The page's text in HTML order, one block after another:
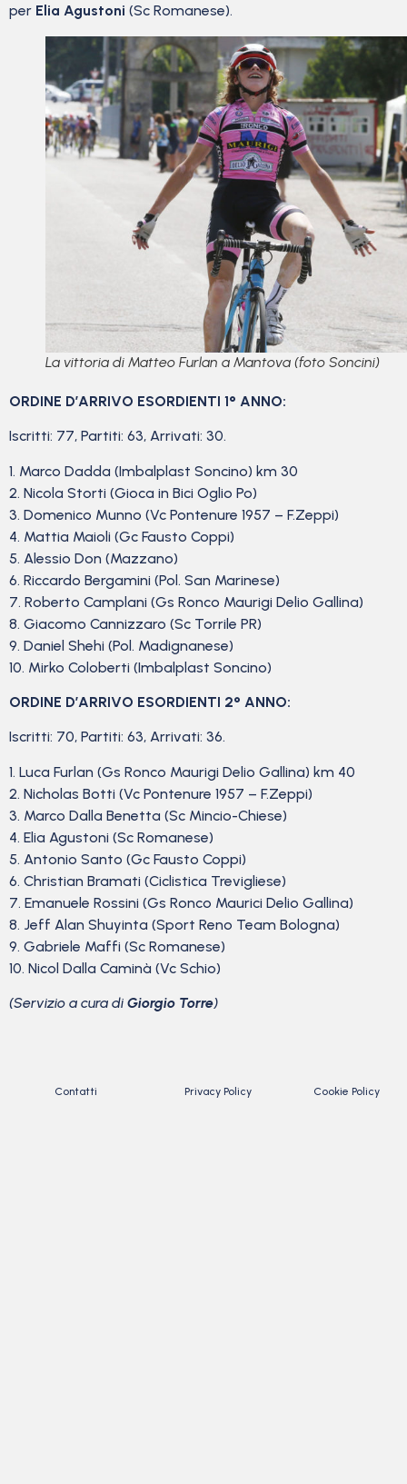
per Elia Agustoni (Sc Romanese).
La vittoria di Matteo Furlan a Mantova (foto Soncini)
ORDINE D’ARRIVO ESORDIENTI 1° ANNO:
Iscritti: 77, Partiti: 63, Arrivati: 30.
1. Marco Dadda (Imbalplast Soncino) km 30
2. Nicola Storti (Gioca in Bici Oglio Po)
3. Domenico Munno (Vc Pontenure 1957 – F.Zeppi)
4. Mattia Maioli (Gc Fausto Coppi)
5. Alessio Don (Mazzano)
6. Riccardo Bergamini (Pol. San Marinese)
7. Roberto Camplani (Gs Ronco Maurigi Delio Gallina)
8. Giacomo Cannizzaro (Sc Torrile PR)
9. Daniel Shehi (Pol. Madignanese)
10. Mirko Coloberti (Imbalplast Soncino)
ORDINE D’ARRIVO ESORDIENTI 2° ANNO:
Iscritti: 70, Partiti: 63, Arrivati: 36.
1. Luca Furlan (Gs Ronco Maurigi Delio Gallina) km 40
2. Nicholas Botti (Vc Pontenure 1957 – F.Zeppi)
3. Marco Dalla Benetta (Sc Mincio-Chiese)
4. Elia Agustoni (Sc Romanese)
5. Antonio Santo (Gc Fausto Coppi)
6. Christian Bramati (Ciclistica Trevigliese)
7. Emanuele Rossini (Gs Ronco Maurici Delio Gallina)
8. Jeff Alan Shuyinta (Sport Reno Team Bologna)
9. Gabriele Maffi (Sc Romanese)
10. Nicol Dalla Caminà (Vc Schio)
(Servizio a cura di Giorgio Torre)
Contatti Privacy Policy Cookie Policy